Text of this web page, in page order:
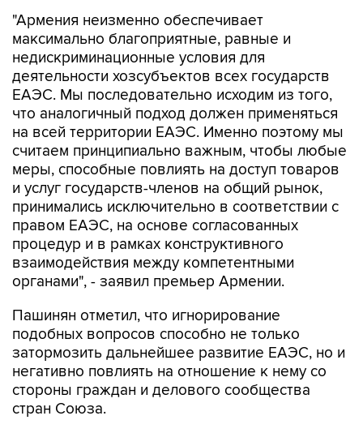
"Армения неизменно обеспечивает
максимально благоприятные, равные и
недискриминационные условия для
деятельности хозсубъектов всех государств
ЕАЭС. Мы последовательно исходим из того,
что аналогичный подход должен применяться
на всей территории ЕАЭС. Именно поэтому мы
считаем принципиально важным, чтобы любые
меры, способные повлиять на доступ товаров
и услуг государств-членов на общий рынок,
принимались исключительно в соответствии с
правом ЕАЭС, на основе согласованных
процедур и в рамках конструктивного
взаимодействия между компетентными
органами", - заявил премьер Армении.
Пашинян отметил, что игнорирование
подобных вопросов способно не только
затормозить дальнейшее развитие ЕАЭС, но и
негативно повлиять на отношение к нему со
стороны граждан и делового сообщества
стран Союза.